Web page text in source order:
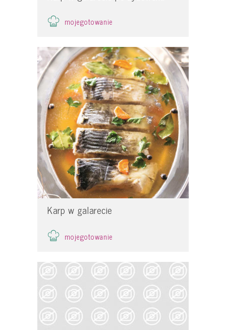
mojegotowanie
Karp w galarecie
mojegotowanie